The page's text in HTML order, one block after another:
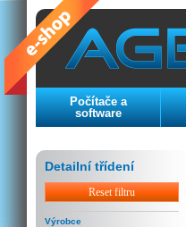
Počítače a
software
Detailní třídení
Reset filtru
Výrobce